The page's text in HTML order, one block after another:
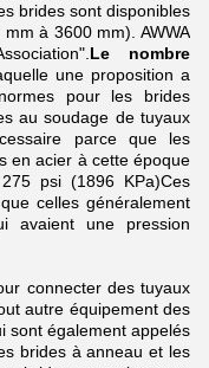
brides sont disponibles
à 3600 mm). AWWA
Le nombre
une proposition a
pour les brides
au soudage de tuyaux
parce que les
en acier à cette époque
psi (1896 KPa)Ces
celles généralement
avaient une pression
connecter des tuyaux
autre équipement des
sont également appelés
brides à anneau et les